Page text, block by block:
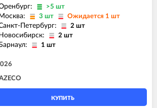
>5 шт
Москва: 3 шт Ожидается 1 шт
Петербург: 2 шт
Новосибирск: 2 шт
Барнаул: 1 шт
КУПИТЬ